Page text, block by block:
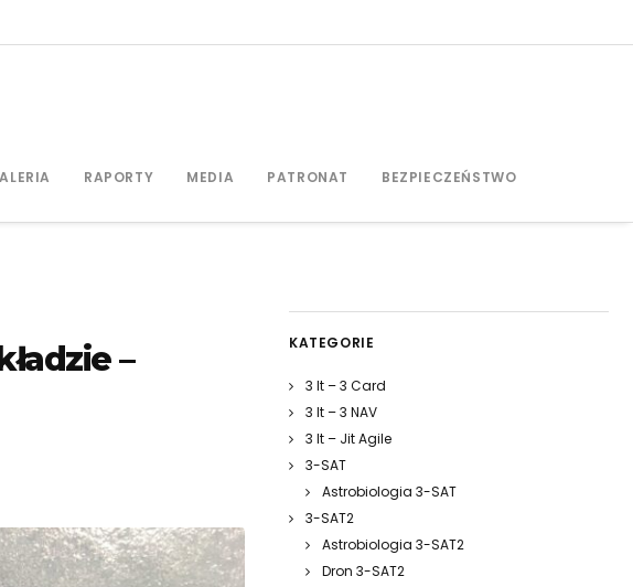
RAPORTY MEDIA PATRONAT BEZPIECZEŃSTWO
– KATEGORIE
3 It – 3 Card
3 It – 3 NAV
3 It – Jit Agile
3-SAT
Astrobiologia 3-SAT
3-SAT2
Astrobiologia 3-SAT2
Dron 3-SAT2